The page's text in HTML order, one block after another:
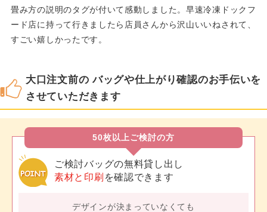
畳み方の説明のタグが付いて感動しました。早速冷凍ドックフ
ード店に持って行きましたら店員さんから沢山いいねされて、
すごい嬉しかったです。
大口注文前の バッグや仕上がり確認のお手伝いを
させていただきます
50枚以上ご検討の方
ご検討バッグの無料貸し出し
素材と印刷 を確認できます
デザインが決まっていなくても